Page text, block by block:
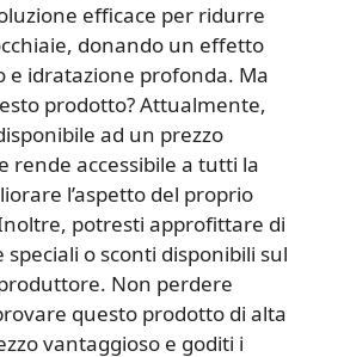
efficace per ridurre
donando un effetto
e idratazione profonda. Ma
prodotto? Attualmente,
ad un prezzo
rende accessibile a tutti la
l’aspetto del proprio
potresti approfittare di
o sconti disponibili sul
Non perdere
questo prodotto di alta
vantaggioso e goditi i